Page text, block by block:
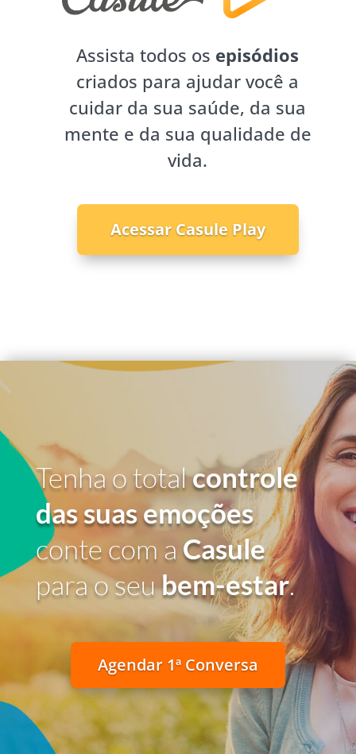
Assista todos os episódios
criados para ajudar você a
cuidar da sua saúde, da sua
mente e da sua qualidade de
vida.
Acessar Casule Play
Tenha o totalcontrole
das suas emoções
conte com a Casule
para o seubem-estar.
Agendar 1ª Conversa